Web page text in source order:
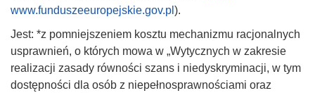
www.funduszeeuropejskie.gov.pl ).
Jest: *z pomniejszeniem kosztu mechanizmu racjonalnych
usprawnień, o których mowa w „Wytycznych w zakresie
realizacji zasady równości szans i niedyskryminacji, w tym
dostępności dla osób z niepełnosprawnościami oraz